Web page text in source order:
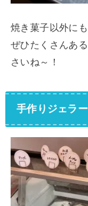
焼き菓子以外に
ぜひたくさんあ
さいね～！
手作りジェラ